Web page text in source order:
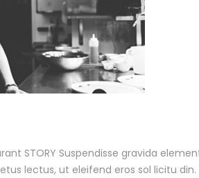
STORY Suspendisse gravida
lectus, ut eleifend eros sol licitu